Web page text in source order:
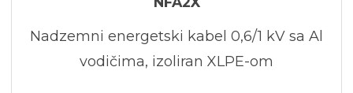
Nadzemni energetski kabel 0,6/1 kV sa Al
vodičima, izoliran XLPE-om